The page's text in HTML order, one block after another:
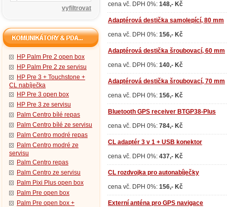
HP Palm Pre 2 open box
HP Palm Pre 2 ze servisu
HP Pre 3 + Touchstone +
CL nabíječka
HP Pre 3 open box
HP Pre 3 ze servisu
Palm Centro bílé repas
Palm Centro bílé ze servisu
Palm Centro modré repas
Palm Centro modré ze
servisu
Palm Centro repas
Palm Centro ze servisu
Palm Pixi Plus open box
Palm Pre open box
Palm Pre open box +
cena vč. DPH 0%: 148,- Kč
Adaptérová destička samolepící, 80 mm
cena vč. DPH 0%: 156,- Kč
Adaptérová destička šroubovací, 60 mm
cena vč. DPH 0%: 140,- Kč
Adaptérová destička šroubovací, 70 mm
cena vč. DPH 0%: 156,- Kč
Bluetooth GPS receiver BTGP38-Plus
cena vč. DPH 0%: 784,- Kč
CL adaptér 3 v 1 + USB konektor
cena vč. DPH 0%: 437,- Kč
CL rozdvojka pro autonabíječky
cena vč. DPH 0%: 156,- Kč
Externí anténa pro GPS navigace